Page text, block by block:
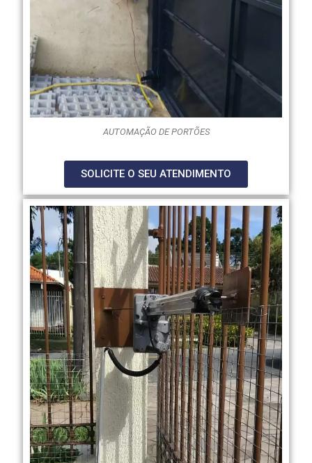
AUTOMAÇÃO DE PORTÕES
SOLICITE O SEU ATENDIMENTO